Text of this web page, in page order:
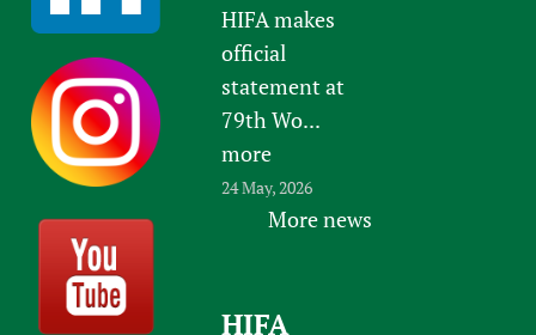
HIFA makes
official
statement at
79th Wo...
more
24 May, 2026
More news
HIFA